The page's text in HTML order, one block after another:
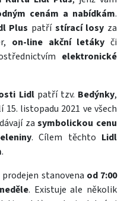
cenám a nabídkám.
Plus patří stírací losy za
on-line akční letáky či
elektronické
Lidlpatří tzv. Bedýnky,
listopadu 2021 ve všech
zasymbolickou cenu
. Cílem těchto Lidl
.
prodejen stanovena od 7:00
. Existuje ale několik